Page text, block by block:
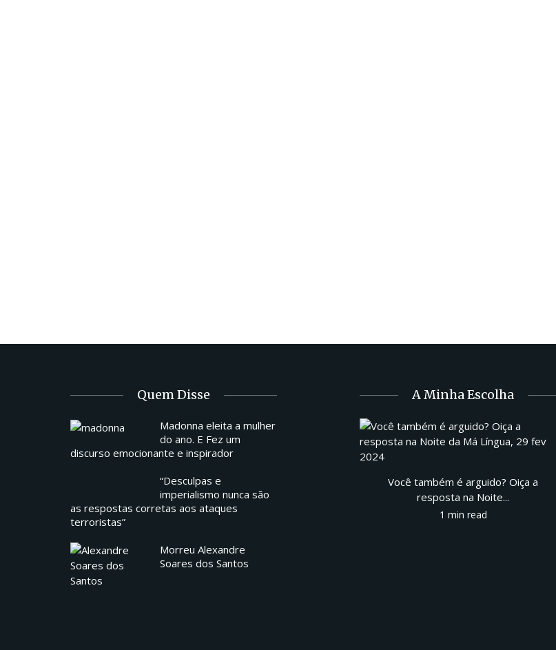
Quem Disse
Madonna eleita a mulher
do ano. E Fez um
discurso emocionante e inspirador
“Desculpas e
imperialismo nunca são
as respostas corretas aos ataques
terroristas”
Morreu Alexandre
Soares dos Santos
A Minha Escolha
Você também é arguido? Oiça a
resposta na Noite...
1 min read